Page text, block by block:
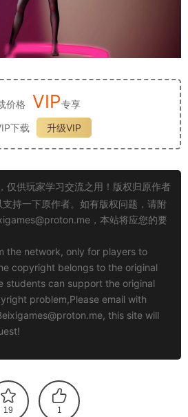
价格 VIP专享
下载
升级VIP
仅供玩家学习交流之用！版权归原作者
持一下原作者。如有版权问题，请附
，本站将应您的要
the network, only for players to
copyright belongs to the original
students can support the original
problem,Please email with
, this site will
19 1